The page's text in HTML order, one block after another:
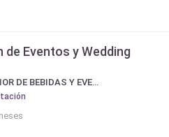
de Eventos y Wedding
ESCUELA SUPERIOR DE BEBIDAS Y EVENTOS